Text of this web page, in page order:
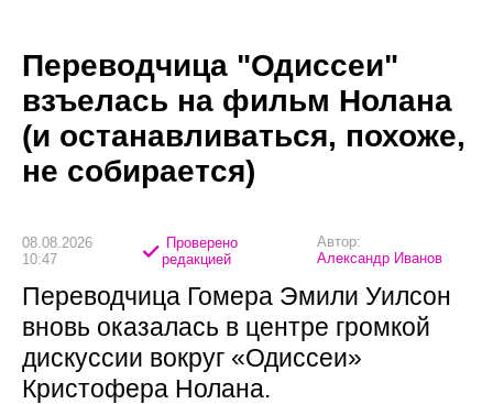
Переводчица "Одиссеи"
взъелась на фильм Нолана
(и останавливаться, похоже,
не собирается)
08.08.2026
10:47
Проверено
редакцией
Автор:
Александр Иванов
Переводчица Гомера Эмили Уилсон
вновь оказалась в центре громкой
дискуссии вокруг «Одиссеи»
Кристофера Нолана.